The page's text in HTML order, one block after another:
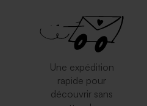
Une expédition
rapide pour
découvrir sans